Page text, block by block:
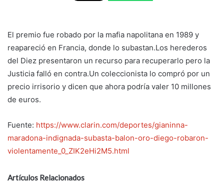
El premio fue robado por la mafia napolitana en 1989 y
reapareció en Francia, donde lo subastan.Los herederos
del Diez presentaron un recurso para recuperarlo pero la
Justicia falló en contra.Un coleccionista lo compró por un
precio irrisorio y dicen que ahora podría valer 10 millones
de euros.
Fuente: https://www.clarin.com/deportes/gianinna-
maradona-indignada-subasta-balon-oro-diego-robaron-
violentamente_0_ZIK2eHi2M5.html
Artículos Relacionados